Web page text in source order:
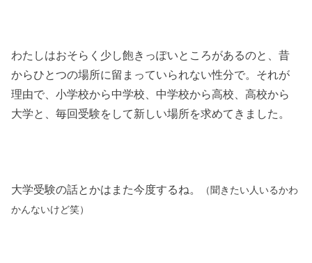
わたしはおそらく少し飽きっぽいところがあるのと、昔
からひとつの場所に留まっていられない性分で。それが
理由で、小学校から中学校、中学校から高校、高校から
大学と、毎回受験をして新しい場所を求めてきました。
大学受験の話とかはまた今度するね。
（聞きたい人いるかわ
かんないけど笑）